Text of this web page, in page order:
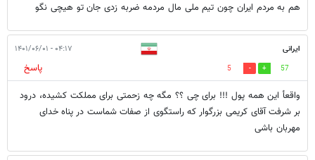
هم به مردم ایران چون تیم ملی مال مردمه ضربه زدی جان تو هیچی نگو
ایرانی ۰۴:۱۷ - ۱۴۰۱/۰۶/۰۱
57
5
پاسخ
واقعأ این همه پول !!! برای چی ؟؟ مگه چه زحمتی برای مملکت کشیده، درود
بر شرفت آقای کریمی بزرگوار که راستگوی از صفات شماست در پناه خدای
مهربان باشی